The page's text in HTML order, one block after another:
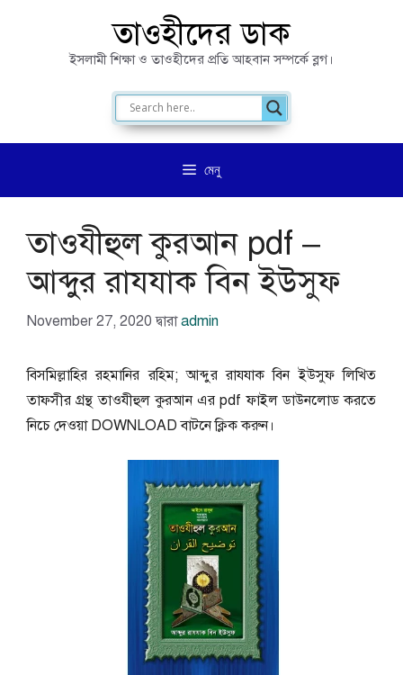
তাওহীদের ডাক
ইসলামী শিক্ষা ও তাওহীদের প্রতি আহবান সম্পর্কে ব্লগ।
মেনু
তাওযীহুল কুরআন pdf –
আব্দুর রাযযাক বিন ইউসুফ
November 27, 2020 দ্বারাadmin
বিসমিল্লাহির রহমানির রহিম; আব্দুর রাযযাক বিন ইউসুফ লিখিত
তাফসীর গ্রন্থ তাওযীহুল কুরআন এর pdf ফাইল ডাউনলোড করতে
নিচে দেওয়া DOWNLOAD বাটনে ক্লিক করুন।